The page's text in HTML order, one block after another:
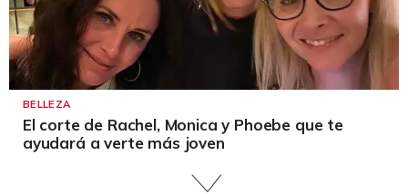
BELLEZA
El corte de Rachel, Monica y Phoebe que te
ayudará a verte más joven